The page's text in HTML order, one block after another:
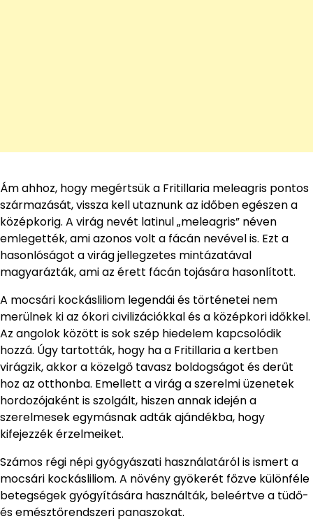
Ám ahhoz, hogy megértsük a Fritillaria meleagris pontos
származását, vissza kell utaznunk az időben egészen a
középkorig. A virág nevét latinul „meleagris” néven
emlegették, ami azonos volt a fácán nevével is. Ezt a
hasonlóságot a virág jellegzetes mintázatával
magyarázták, ami az érett fácán tojására hasonlított.
A mocsári kockásliliom legendái és történetei nem
merülnek ki az ókori civilizációkkal és a középkori időkkel.
Az angolok között is sok szép hiedelem kapcsolódik
hozzá. Úgy tartották, hogy ha a Fritillaria a kertben
virágzik, akkor a közelgő tavasz boldogságot és derűt
hoz az otthonba. Emellett a virág a szerelmi üzenetek
hordozójaként is szolgált, hiszen annak idején a
szerelmesek egymásnak adták ajándékba, hogy
kifejezzék érzelmeiket.
Számos régi népi gyógyászati használatáról is ismert a
mocsári kockásliliom. A növény gyökerét főzve különféle
betegségek gyógyítására használták, beleértve a tüdő-
és emésztőrendszeri panaszokat.